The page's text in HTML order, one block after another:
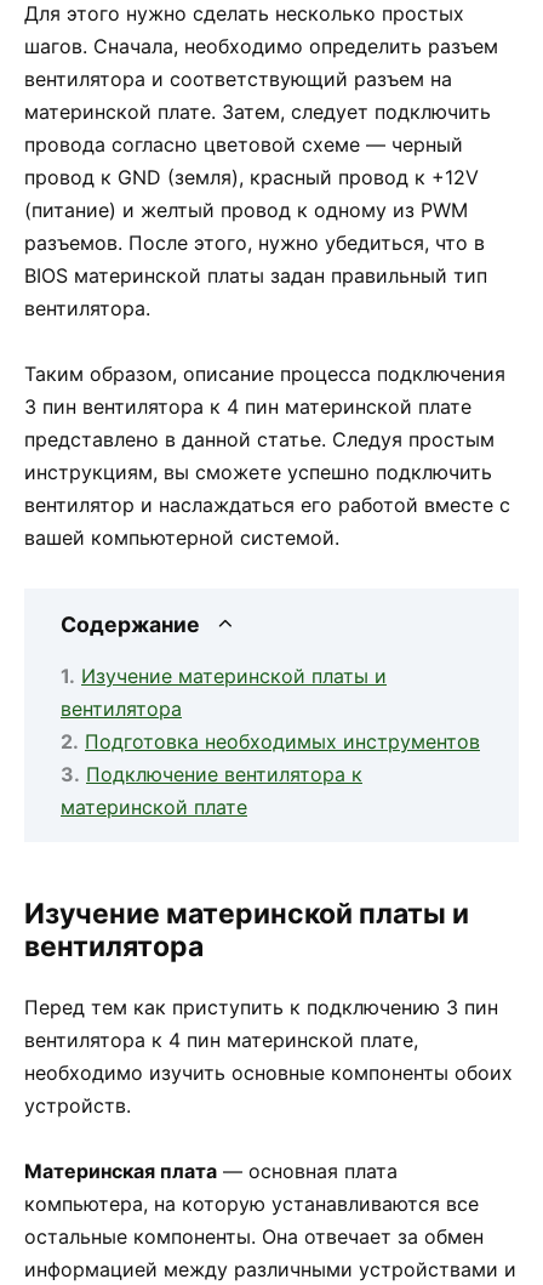
Для этого нужно сделать несколько простых
шагов. Сначала, необходимо определить разъем
вентилятора и соответствующий разъем на
материнской плате. Затем, следует подключить
провода согласно цветовой схеме — черный
провод к GND (земля), красный провод к +12V
(питание) и желтый провод к одному из PWM
разъемов. После этого, нужно убедиться, что в
BIOS материнской платы задан правильный тип
вентилятора.
Таким образом, описание процесса подключения
3 пин вентилятора к 4 пин материнской плате
представлено в данной статье. Следуя простым
инструкциям, вы сможете успешно подключить
вентилятор и наслаждаться его работой вместе с
вашей компьютерной системой.
Содержание
Изучение материнской платы и
вентилятора
Подготовка необходимых инструментов
Подключение вентилятора к
материнской плате
Изучение материнской платы и
вентилятора
Перед тем как приступить к подключению 3 пин
вентилятора к 4 пин материнской плате,
необходимо изучить основные компоненты обоих
устройств.
Материнская плата — основная плата
компьютера, на которую устанавливаются все
остальные компоненты. Она отвечает за обмен
информацией между различными устройствами и